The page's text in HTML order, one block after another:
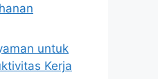
untuk
Kerja